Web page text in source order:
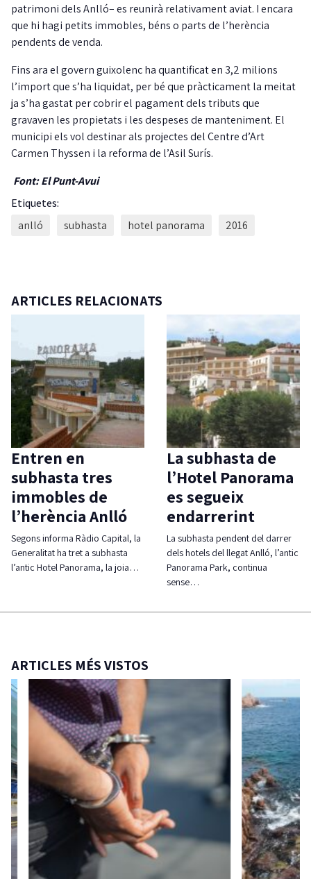
patrimoni dels Anlló– es reunirà relativament aviat. I encara
que hi hagi petits immobles, béns o parts de l’herència
pendents de venda.
Fins ara el govern guixolenc ha quantificat en 3,2 milions
l’import que s’ha liquidat, per bé que pràcticament la meitat
ja s’ha gastat per cobrir el pagament dels tributs que
gravaven les propietats i les despeses de manteniment. El
municipi els vol destinar als projectes del Centre d’Art
Carmen Thyssen i la reforma de l’Asil Surís.
Font: El Punt-Avui
Etiquetes:
anlló
subhasta hotel panorama 2016
ARTICLES RELACIONATS
Entren en
subhasta tres
immobles de
l’herència Anlló
Segons informa Ràdio Capital, la
Generalitat ha tret a subhasta
l’antic Hotel Panorama, la joia…
La subhasta de
l’Hotel Panorama
es segueix
endarrerint
La subhasta pendent del darrer
dels hotels del llegat Anlló, l’antic
Panorama Park, continua
sense…
ARTICLES MÉS VISTOS